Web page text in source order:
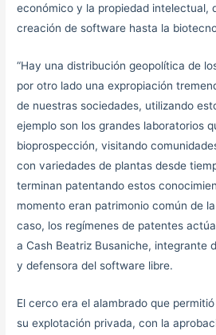
económico y la propiedad intelectual,
creación de software hasta la
“Hay una distribución geopolítica de
por otro lado una expropiación
de nuestras sociedades, utilizando
ejemplo son los grandes laboratorios
bioprospección, visitando
con variedades de plantas desde
terminan patentando estos
momento eran patrimonio común de
caso, los regímenes de patentes
a Cash Beatriz Busaniche, integrante
y defensora del software libre.
El cerco era el alambrado que
su explotación privada, con la